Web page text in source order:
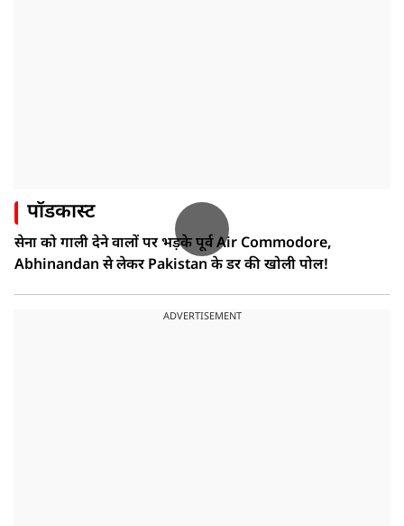
पॉडकास्ट
सेना को गाली देने वालों पर भड़के पूर्व Air Commodore,
Abhinandan से लेकर Pakistan के डर की खोली पोल!
ADVERTISEMENT